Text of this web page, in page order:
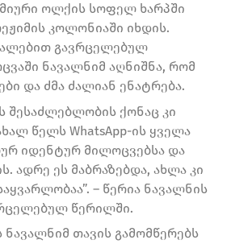
ოლქის სოფელ ხარპში
კოლონიაში იხდის.
გავრცელებულ
ნავალნიმ აღნიშნა, რომ
და ძმა ძალიან ენატრება.
შესაძლებლობის ქონაც კი
წელს WhatsApp-ის ყველა
იდენტურ მილოცვებსა და
ადრე ეს მაბრაზებდა, ახლა კი
– წერია ნავალნის
წერილში.
თავის გამომწერებს